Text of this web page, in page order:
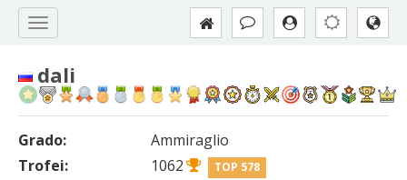
dali
Grado:
Ammiraglio
Trofei:
1062 TOP 578